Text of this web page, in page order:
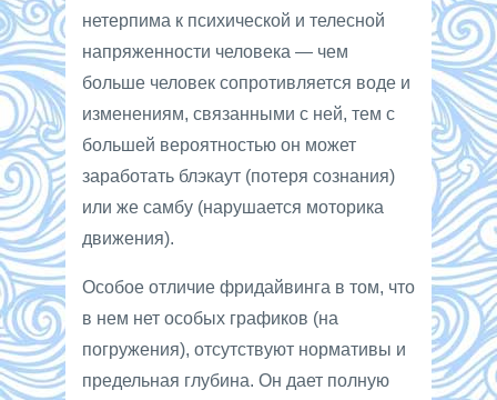
нетерпима к психической и телесной
напряженности человека — чем
больше человек сопротивляется воде и
изменениям, связанными с ней, тем с
большей вероятностью он может
заработать блэкаут (потеря сознания)
или же самбу (нарушается моторика
движения).
Особое отличие фридайвинга в том, что
в нем нет особых графиков (на
погружения), отсутствуют нормативы и
предельная глубина. Он дает полную